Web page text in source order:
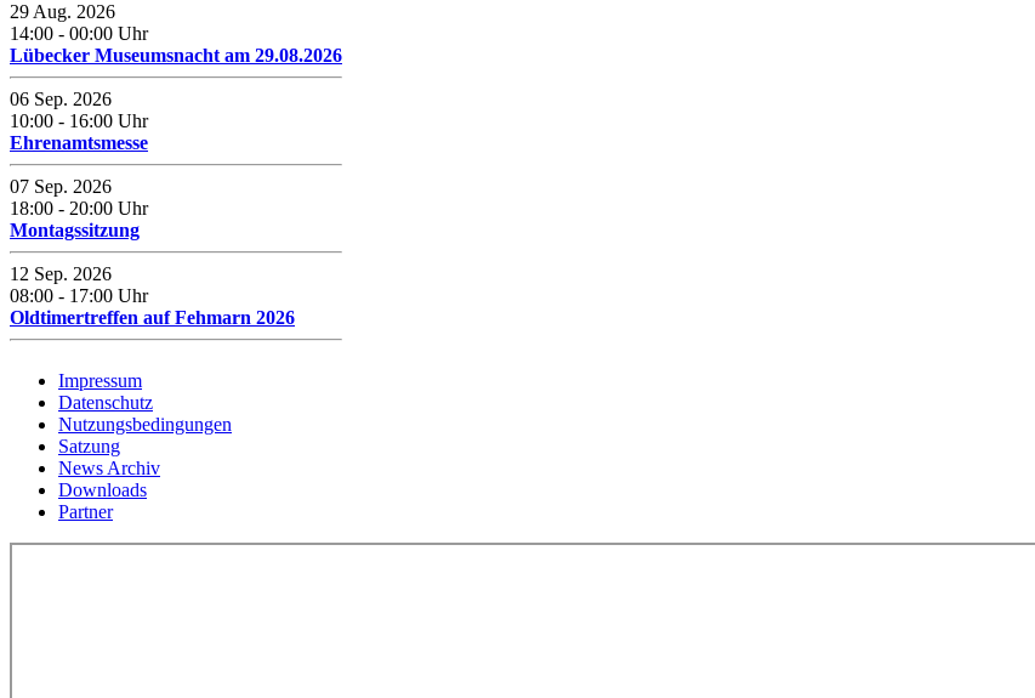
29 Aug. 2026
14:00 - 00:00 Uhr
Lübecker Museumsnacht am 29.08.2026
06 Sep. 2026
10:00 - 16:00 Uhr
Ehrenamtsmesse
07 Sep. 2026
18:00 - 20:00 Uhr
Montagssitzung
12 Sep. 2026
08:00 - 17:00 Uhr
Oldtimertreffen auf Fehmarn 2026
Impressum
Datenschutz
Nutzungsbedingungen
Satzung
News Archiv
Downloads
Partner